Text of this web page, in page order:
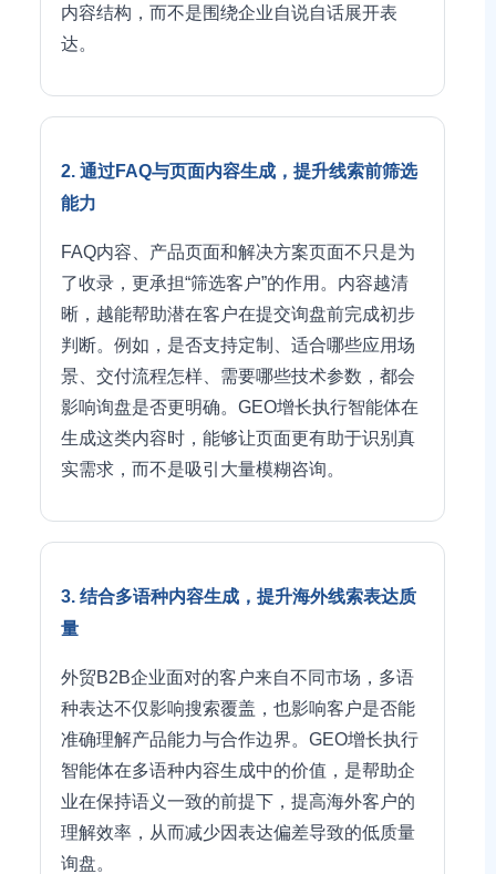
内容结构，而不是围绕企业自说自话展开表
达。
2. 通过FAQ与页面内容生成，提升线索前筛选
能力
FAQ内容、产品页面和解决方案页面不只是为
了收录，更承担“筛选客户”的作用。内容越清
晰，越能帮助潜在客户在提交询盘前完成初步
判断。例如，是否支持定制、适合哪些应用场
景、交付流程怎样、需要哪些技术参数，都会
影响询盘是否更明确。GEO增长执行智能体在
生成这类内容时，能够让页面更有助于识别真
实需求，而不是吸引大量模糊咨询。
3. 结合多语种内容生成，提升海外线索表达质
量
外贸B2B企业面对的客户来自不同市场，多语
种表达不仅影响搜索覆盖，也影响客户是否能
准确理解产品能力与合作边界。GEO增长执行
智能体在多语种内容生成中的价值，是帮助企
业在保持语义一致的前提下，提高海外客户的
理解效率，从而减少因表达偏差导致的低质量
询盘。